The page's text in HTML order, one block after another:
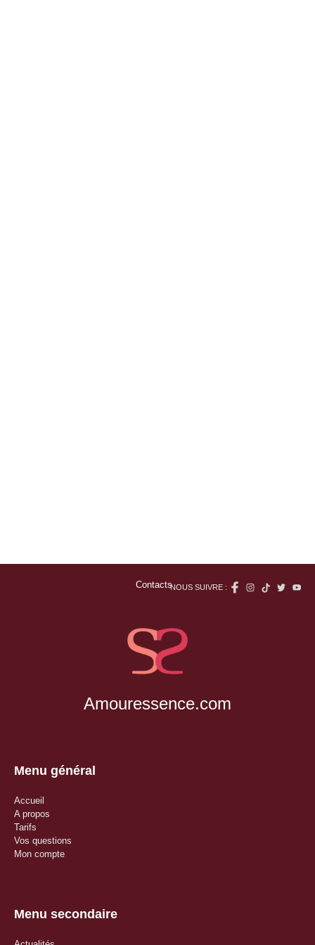
Contacts
Amouressence.com
Menu général
Accueil
A propos
Tarifs
Vos questions
Mon compte
Menu secondaire
NOUS SUIVRE :